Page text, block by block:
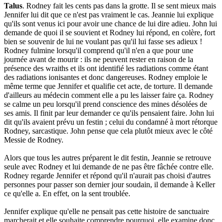
Talus. Rodney fait les cents pas dans la grotte. Il se sent mieux mais
Jennifer lui dit que ce n'est pas vraiment le cas. Jeannie lui explique
qu'ils sont venus ici pour avoir une chance de lui dire adieu. John lui
demande de quoi il se souvient et Rodney lui répond, en colère, fort
bien se souvenir de lui ne voulant pas qu'il lui fasse ses adieux !
Rodney fulmine lorsqu'il comprend qu'il n'en a que pour une
journée avant de mourir : ils ne peuvent rester en raison de la
présence des wraiths et ils ont identifié les radiations comme étant
des radiations ionisantes et donc dangereuses. Rodney emploie le
même terme que Jennifer et qualifie cet acte, de torture. Il demande
d'ailleurs au médecin comment elle a pu les laisser faire ça. Rodney
se calme un peu lorsqu'il prend conscience des mines désolées de
ses amis. Il finit par leur demander ce qu'ils pensaient faire. John lui
dit qu'ils avaient prévu un festin ; celui du condamné à mort rétorque
Rodney, sarcastique. John pense que cela plutôt mieux avec le côté
Messie de Rodney.
Alors que tous les autres préparent le dit festin, Jeannie se retrouve
seule avec Rodney et lui demande de ne pas être fâchée contre elle.
Rodney regarde Jennifer et répond qu'il n'aurait pas choisi d'autres
personnes pour passer son dernier jour soudain, il demande à Keller
ce qu'elle a. En effet, on la sent troublée.
Jennifer explique qu'elle ne pensait pas cette histoire de sanctuaire
marcherait et elle souhaite comprendre pourquoi, elle examine donc